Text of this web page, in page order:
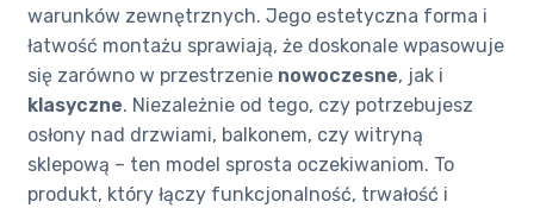
warunków zewnętrznych. Jego estetyczna forma i
łatwość montażu sprawiają, że doskonale wpasowuje
się zarówno w przestrzenie nowoczesne, jak i
klasyczne. Niezależnie od tego, czy potrzebujesz
osłony nad drzwiami, balkonem, czy witryną
sklepową – ten model sprosta oczekiwaniom. To
produkt, który łączy funkcjonalność, trwałość i